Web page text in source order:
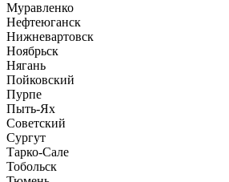
Муравленко
Нефтеюганск
Нижневартовск
Ноябрьск
Нягань
Пойковский
Пурпе
Пыть-Ях
Советский
Сургут
Тарко-Сале
Тобольск